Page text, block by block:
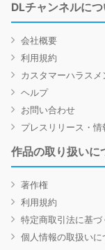
DLチャンネルに
会社概要
利用規約
カスタマーハラス
ヘルプ
お問い合わせ
プレスリリース・情
作品の取り扱いに
著作権
利用規約
特定商取引法に基づ
個人情報の取扱いに